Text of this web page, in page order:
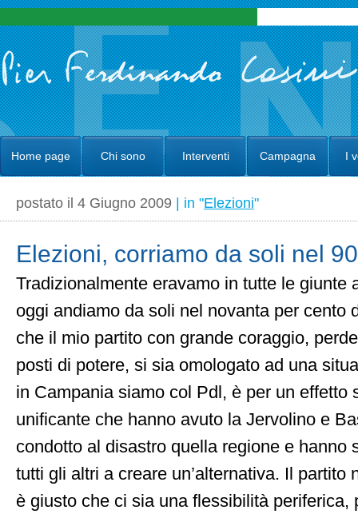
Home page Chi sono Interventi Campagna I
postato il 4 Giugno 2009 | in "Elezioni"
Elezioni, corriamo da soli nel
Tradizionalmente eravamo in tutte le giunte
oggi andiamo da soli nel novanta per cento
che il mio partito con grande coraggio,
posti di potere, si sia omologato ad una
in Campania siamo col Pdl, è per un effetto
unificante che hanno avuto la Jervolino e
condotto al disastro quella regione e hanno
tutti gli altri a creare un’alternativa. Il partito
è giusto che ci sia una flessibilità periferica,